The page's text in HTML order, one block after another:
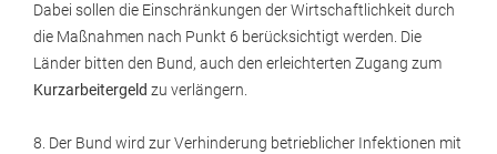
Dabei sollen die Einschränkungen der Wirtschaftlichkeit durch
die Maßnahmen nach Punkt 6 berücksichtigt werden. Die
Länder bitten den Bund, auch den erleichterten Zugang zum
Kurzarbeitergeld zu verlängern.
8. Der Bund wird zur Verhinderung betrieblicher Infektionen mit